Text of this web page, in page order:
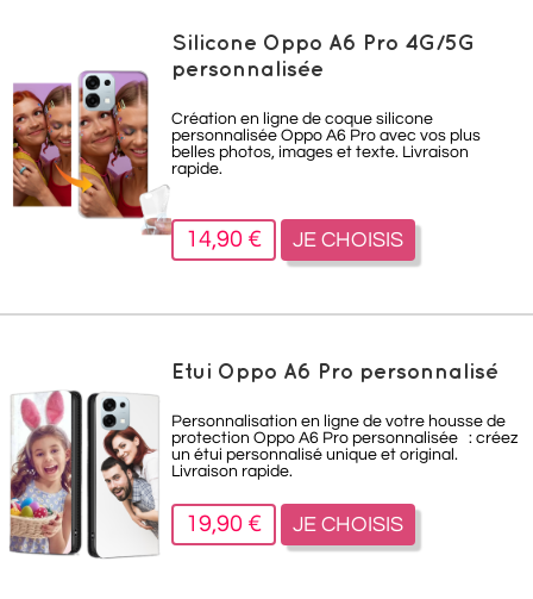
Silicone Oppo A6 Pro 4G/5G
personnalisée
Création en ligne de coque silicone
personnalisée Oppo A6 Pro avec vos plus
belles photos, images et texte. Livraison
rapide.
14,90 € JE CHOISIS
Etui Oppo A6 Pro personnalisé
Personnalisation en ligne de votre housse de
protection Oppo A6 Pro personnalisée : créez
un étui personnalisé unique et original.
Livraison rapide.
19,90 € JE CHOISIS